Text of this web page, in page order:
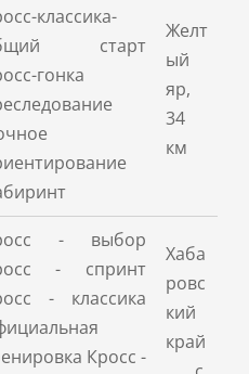
классика-
старт
гонка
Желт
ый
яр,
34
км
- выбор
- спринт
- классика
Кросс -
Хаба
ровс
кий
край